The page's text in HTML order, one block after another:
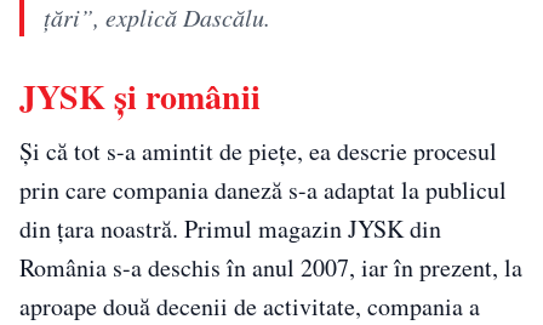
țări”, explică Dascălu.
JYSK și românii
Și că tot s-a amintit de piețe, ea descrie procesul
prin care compania daneză s-a adaptat la publicul
din țara noastră. Primul magazin JYSK din
România s-a deschis în anul 2007, iar în prezent, la
aproape două decenii de activitate, compania a